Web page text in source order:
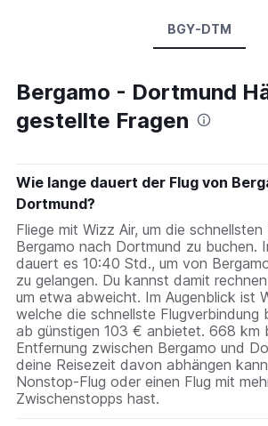
BGY-DTM
Bergamo - Dortmund
gestellte Fragen
Wie lange dauert der Flug von
Dortmund?
Fliege mit Wizz Air, um die schnellsten
Bergamo nach Dortmund zu buchen.
dauert es 10:40 Std., um von
zu gelangen. Du kannst damit
um etwa abweicht. Im Augenblick ist
welche die schnellste Flugverbindung
ab günstigen 103 € anbietet. 668 km
Entfernung zwischen Bergamo und
deine Reisezeit davon abhängen
Nonstop-Flug oder einen Flug mit
Zwischenstopps hast.